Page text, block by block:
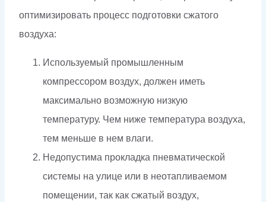
оптимизировать процесс подготовки сжатого
воздуха:
Используемый промышленным
компрессором воздух, должен иметь
максимально возможную низкую
температуру. Чем ниже температура воздуха,
тем меньше в нем влаги.
Недопустима прокладка пневматической
системы на улице или в неотапливаемом
помещении, так как сжатый воздух,